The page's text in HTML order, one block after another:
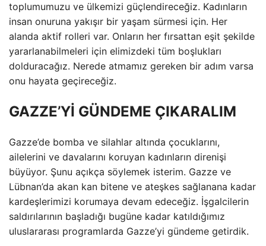
toplumumuzu ve ülkemizi güçlendireceğiz. Kadınların
insan onuruna yakışır bir yaşam sürmesi için. Her
alanda aktif rolleri var. Onların her fırsattan eşit şekilde
yararlanabilmeleri için elimizdeki tüm boşlukları
dolduracağız. Nerede atmamız gereken bir adım varsa
onu hayata geçireceğiz.
GAZZE’Yİ GÜNDEME ÇIKARALIM
Gazze’de bomba ve silahlar altında çocuklarını,
ailelerini ve davalarını koruyan kadınların direnişi
büyüyor. Şunu açıkça söylemek isterim. Gazze ve
Lübnan’da akan kan bitene ve ateşkes sağlanana kadar
kardeşlerimizi korumaya devam edeceğiz. İşgalcilerin
saldırılarının başladığı bugüne kadar katıldığımız
uluslararası programlarda Gazze’yi gündeme getirdik.